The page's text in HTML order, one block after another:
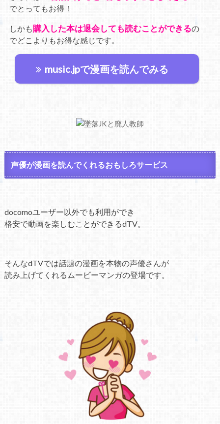
でとってもお得！
しかも購入した本は退会しても読むことができるの
でどこよりもお得な感じです。
music.jpで漫画を読んでみる
声優が漫画を読んでくれるおもしろサービス
docomoユーザー以外でも利用ができ
格安で動画を楽しむことができるdTV。
そんなdTVでは話題の漫画を本物の声優さんが
読み上げてくれるムービーマンガの登場です。